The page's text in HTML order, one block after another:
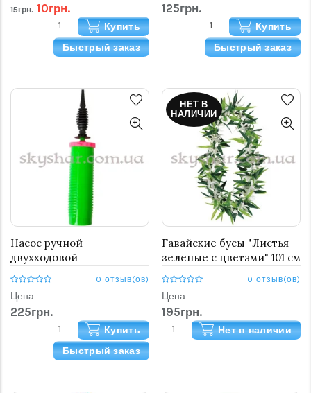
15грн. 10грн.
Купить
Быстрый заказ
125грн.
Купить
Быстрый заказ
Насос ручной
двухходовой
0 отзыв(ов)
Цена
225грн.
Купить
Быстрый заказ
НЕТ В
НАЛИЧИИ
Гавайские бусы "Листья
зеленые с цветами" 101 см
0 отзыв(ов)
Цена
195грн.
Нет в наличии